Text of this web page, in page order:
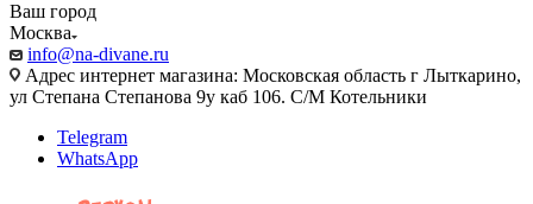
Ваш город
Москва
info@na-divane.ru
Адрес интернет магазина: Московская область г Лыткарино,
ул Степана Степанова 9у каб 106. С/М Котельники
Telegram
WhatsApp